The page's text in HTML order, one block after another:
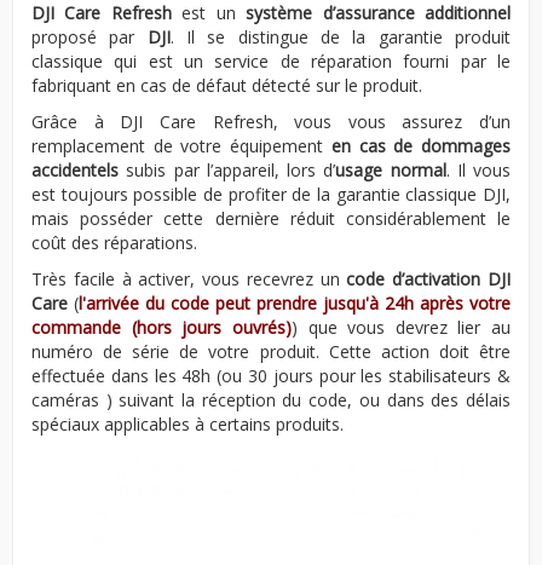
DJI Care Refreshest unsystème d’assurance additionnel
proposé par DJI. Il se distingue de la garantie produit
classique qui est un service de réparation fourni par le
fabriquant en cas de défaut détecté sur le produit.
Grâce à DJI Care Refresh, vous vous assurez d’un
remplacement de votre équipement en cas de dommages
accidentels subis par l’appareil, lors d’usage normal. Il vous
est toujours possible de profiter de la garantie classique DJI,
mais posséder cette dernière réduit considérablement le
coût des réparations.
Très facile à activer, vous recevrez uncode d’activation DJI
Care (l'arrivée du code peut prendre jusqu'à 24h après votre
commande (hors jours ouvrés)) que vous devrez lier au
numéro de série de votre produit. Cette action doit être
effectuée dans les 48h (ou 30 jours pour les stabilisateurs &
caméras ) suivant la réception du code, ou dans des délais
spéciaux applicables à certains produits.